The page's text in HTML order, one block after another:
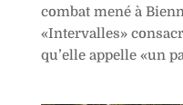
combat mené à
«Intervalles»
qu’elle appelle «un